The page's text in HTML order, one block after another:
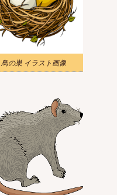
鳥の巣 イラスト画像